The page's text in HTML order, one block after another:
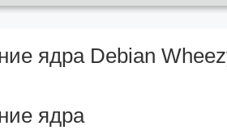
ядра Debian
ядра